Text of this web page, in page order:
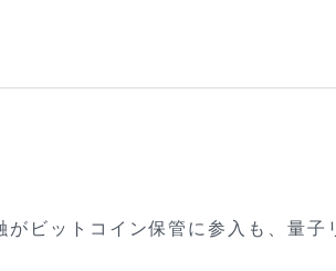
がビットコイン保管に参入も、量子